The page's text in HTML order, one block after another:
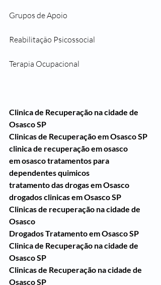
Grupos de Apoio
Reabilitação Psicossocial
Terapia Ocupacional
Clinica de Recuperação na cidade de
Osasco SP
Clinicas de Recuperação em Osasco SP
clinica de recuperação em osasco
em osasco tratamentos para
dependentes quimicos
tratamento das drogas em Osasco
drogados clinicas em Osasco SP
Clinicas de recuperação na cidade de
Osasco
Drogados Tratamento em Osasco SP
Clinica de Recuperação na cidade de
Osasco SP
Clinicas de Recuperação na cidade de
Osasco SP